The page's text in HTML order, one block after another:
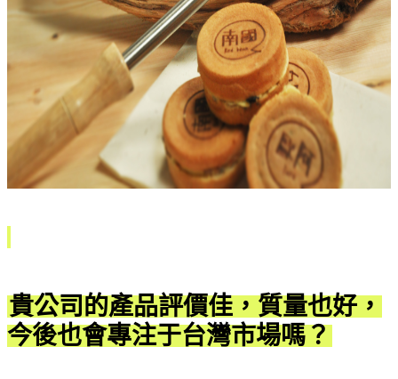
貴公司的產品評價佳，質量也好，
今後也會專注于台灣市場嗎？